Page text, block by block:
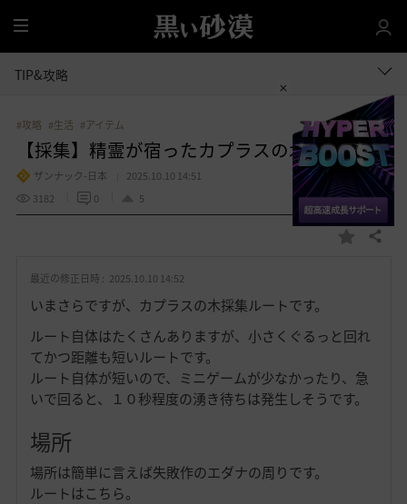
全
体
TIP&攻略
#攻略 #生活 #アイテム
【採集】精霊が宿ったカプラスの木のルート
ザンナック-日本
2025.10.10 14:51
3182
0 5
お
り
共有する
最近の修正日時 : 2025.10.10 14:52
いまさらですが、カプラスの木採集ルートです。
ルート自体はたくさんありますが、小さくぐるっと回れ
てかつ距離も短いルートです。
ルート自体が短いので、ミニゲームが少なかったり、急
いで回ると、１０秒程度の湧き待ちは発生しそうです。
場所
場所は簡単に言えば失敗作のエダナの周りです。
ルートはこちら。